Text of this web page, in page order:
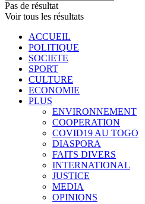
Pas de résultat
Voir tous les résultats
ACCUEIL
POLITIQUE
SOCIETE
SPORT
CULTURE
ECONOMIE
PLUS
ENVIRONNEMENT
COOPERATION
COVID19 AU TOGO
DIASPORA
FAITS DIVERS
INTERNATIONAL
JUSTICE
MEDIA
OPINIONS